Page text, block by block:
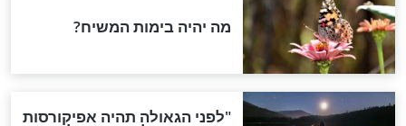
ולביטול
הרב רפאל אביטן: סגולה